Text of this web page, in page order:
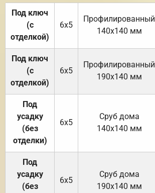
Под ключ
(с
отделкой)
6х5
Профилированный
140х140 мм
Под ключ
(с
отделкой)
6х5
Профилированный
190х140 мм
Под
усадку
(без
отделки)
6х5
Cруб дома
140х140 мм
Под
усадку
(без
6х5
Cруб дома
190х140 мм